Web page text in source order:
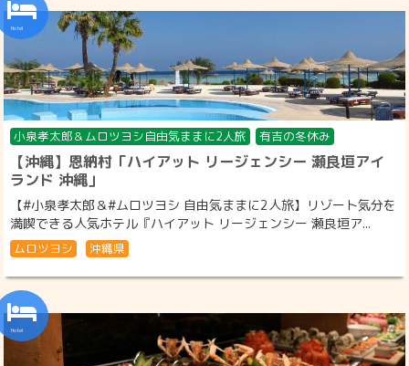
小泉孝太郎＆ムロツヨシ自由気ままに2人旅 有吉の冬休み
【沖縄】恩納村「ハイアット リージェンシー 瀬良垣アイ
ランド 沖縄」
【#小泉孝太郎＆#ムロツヨシ 自由気ままに2人旅】リゾート気分を
満喫できる人気ホテル『ハイアット リージェンシー 瀬良垣ア...
ムロツヨシ 沖縄県